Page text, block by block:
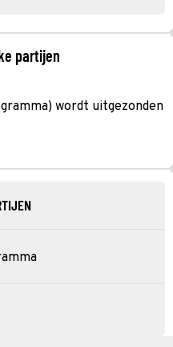
partijen
wordt uitgezonden